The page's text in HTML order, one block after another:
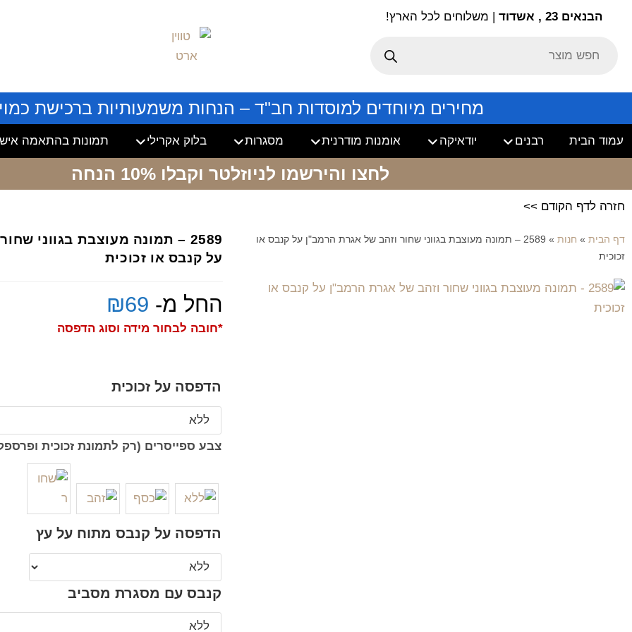
הבנאים 23 , אשדוד | משלוחים לכל הארץ!
מחירים מיוחדים למוסדות חב"ד – הנחות משמעותיות ברכישת
עמוד הבית רבנים יודאיקה אומנות מודרנית מסגרות בלוק אקרילי תמונות בהתאמה
לחצו והירשמו לניוזלטר וקבלו 10% הנחה
חזרה לדף הקודם >>
דף הבית » חנות »
2589 – תמונה מעוצבת בגווני שחור וזהב של אגרת הרמב"ן על קנבס או
זכוכית
2589 – תמונה מעוצבת בגווני
על קנבס או זכוכית
החל מ- ₪69
*חובה לבחור מידה וסוג הדפסה
הדפסה על זכוכית
צבע ספייסרים (רק לתמונת זכוכית
הדפסה על קנבס מתוח על עץ
קנבס עם מסגרת מסביב